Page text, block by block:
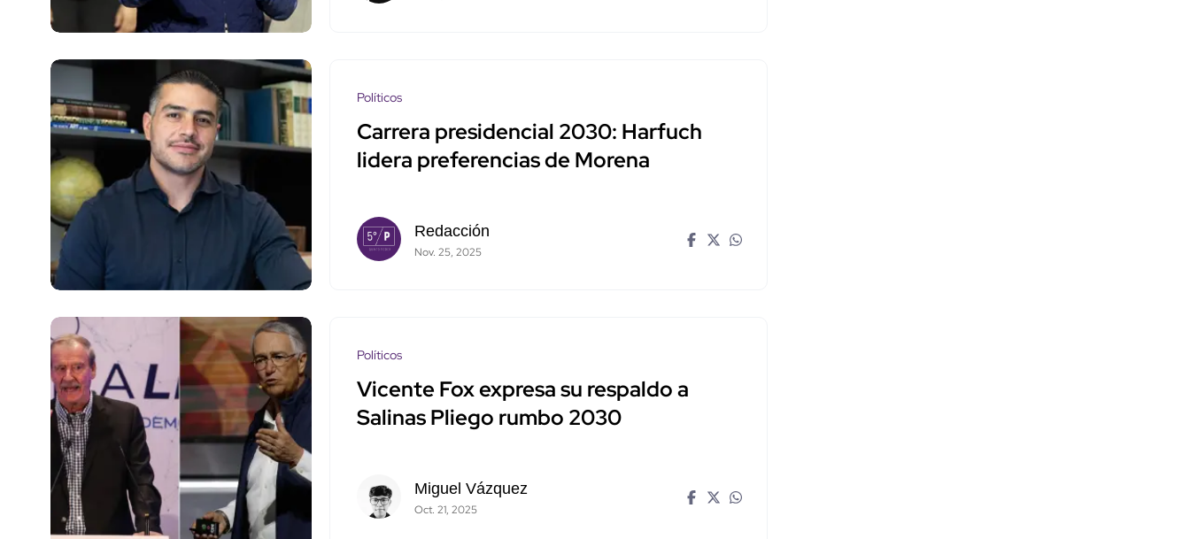
Políticos
Carrera presidencial 2030: Harfuch
lidera preferencias de Morena
Redacción
Nov. 25, 2025
Políticos
Vicente Fox expresa su respaldo a
Salinas Pliego rumbo 2030
Miguel Vázquez
Oct. 21, 2025